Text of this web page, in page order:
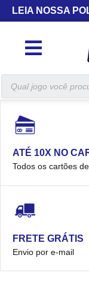
LEIA NOSSA
ATÉ 10X NO
Todos os cartões
FRETE GRÁTIS
Envio por e-mail